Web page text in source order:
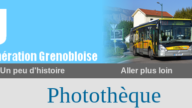
Un peu d'histoire Aller plus loin
Photothèque